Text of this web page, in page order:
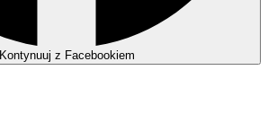
Kontynuuj z Facebookiem